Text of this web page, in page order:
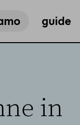
guide
in